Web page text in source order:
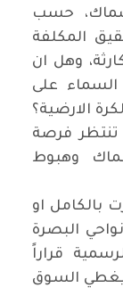
حسب
المكلفة
وهل ان
على
الارضية؟
فرصة
وهبوط
بالكامل او
البصرة
قراراً
يغطي السوق